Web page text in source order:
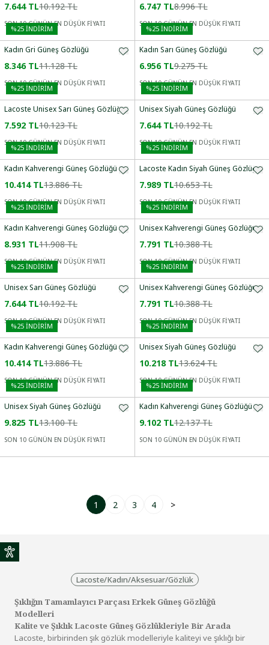
7.644 TL10.192 TL
SON 10 GÜNÜN EN DÜŞÜK FİYATI
6.747 TL8.996 TL
SON 10 GÜNÜN EN DÜŞÜK FİYATI
%25 İNDİRİM
Kadın Gri Güneş Gözlüğü
8.346 TL11.128 TL
SON 10 GÜNÜN EN DÜŞÜK FİYATI
%25İNDİRİM
Kadın Sarı Güneş Gözlüğü
6.956 TL9.275 TL
SON 10 GÜNÜN EN DÜŞÜK FİYATI
%25 İNDİRİM
Lacoste Unisex Sarı Güneş Gözlüğü
7.592 TL10.123 TL
SON 10 GÜNÜN EN DÜŞÜK FİYATI
%25İNDİRİM
Unisex Siyah Güneş Gözlüğü
7.644 TL10.192 TL
SON 10 GÜNÜN EN DÜŞÜK FİYATI
%25 İNDİRİM
Kadın Kahverengi Güneş Gözlüğü
10.414 TL13.886 TL
SON 10 GÜNÜN EN DÜŞÜK FİYATI
%25İNDİRİM
Lacoste Kadın Siyah Güneş Gözlüğü
7.989 TL10.653 TL
SON 10 GÜNÜN EN DÜŞÜK FİYATI
%25 İNDİRİM
Kadın Kahverengi Güneş Gözlüğü
8.931 TL11.908 TL
SON 10 GÜNÜN EN DÜŞÜK FİYATI
%25İNDİRİM
Unisex Kahverengi Güneş Gözlüğü
7.791 TL10.388 TL
SON 10 GÜNÜN EN DÜŞÜK FİYATI
%25 İNDİRİM
Unisex Sarı Güneş Gözlüğü
7.644 TL10.192 TL
SON 10 GÜNÜN EN DÜŞÜK FİYATI
%25İNDİRİM
Unisex Kahverengi Güneş Gözlüğü
7.791 TL10.388 TL
SON 10 GÜNÜN EN DÜŞÜK FİYATI
%25 İNDİRİM
Kadın Kahverengi Güneş Gözlüğü
10.414 TL13.886 TL
SON 10 GÜNÜN EN DÜŞÜK FİYATI
%25İNDİRİM
Unisex Siyah Güneş Gözlüğü
10.218 TL13.624 TL
SON 10 GÜNÜN EN DÜŞÜK FİYATI
%25 İNDİRİM
Unisex Siyah Güneş Gözlüğü
9.825 TL13.100 TL
SON 10 GÜNÜN EN DÜŞÜK FİYATI
%25İNDİRİM
Kadın Kahverengi Güneş Gözlüğü
9.102 TL12.137 TL
SON 10 GÜNÜN EN DÜŞÜK FİYATI
1 2 3 4 >
Lacoste/Kadın/Aksesuar/Gözlük
Şıklığın Tamamlayıcı Parçası Erkek Güneş Gözlüğü
Modelleri
Kalite ve Şıklık Lacoste Güneş Gözlükleriyle Bir Arada
Lacoste, birbirinden şık gözlük modelleriyle kaliteyi ve şıklığı bir